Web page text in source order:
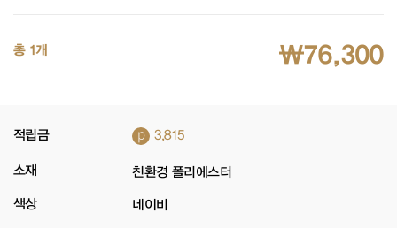
총 1개 ₩76,300
적립금 p 3,815
소재 친환경 폴리에스터
색상 네이비